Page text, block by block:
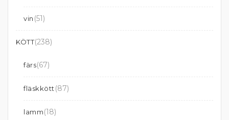
vin (51)
KÖTT(238)
färs(67)
fläskkött (87)
lamm(18)